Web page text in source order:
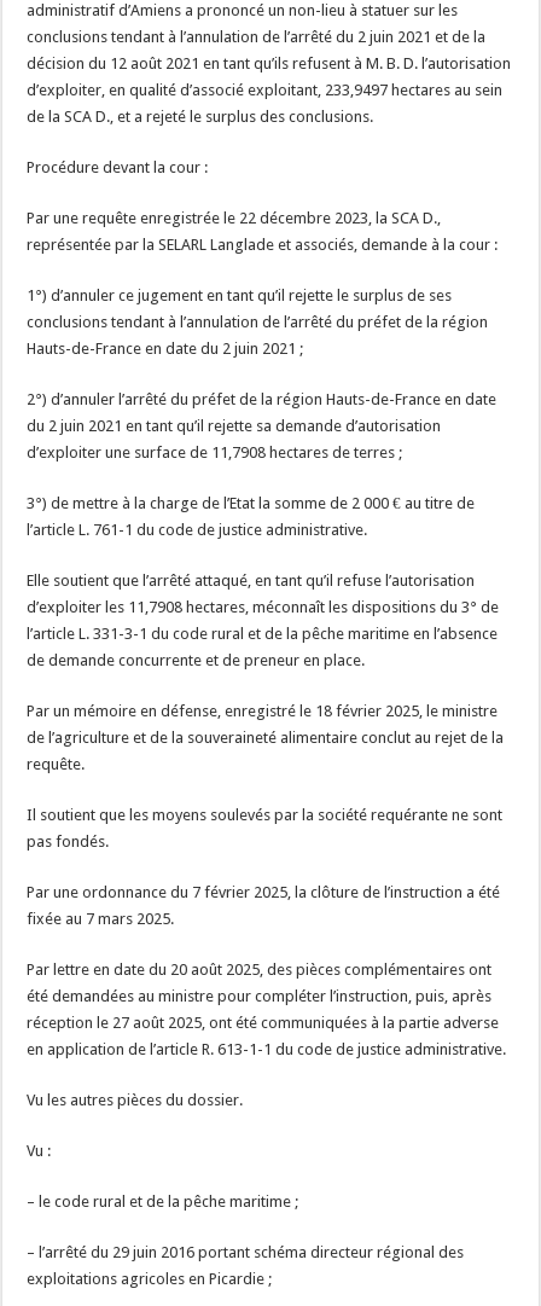
administratif d’Amiens a prononcé un non-lieu à statuer sur les
conclusions tendant à l’annulation de l’arrêté du 2 juin 2021 et de la
décision du 12 août 2021 en tant qu’ils refusent à M. B. D. l’autorisation
d’exploiter, en qualité d’associé exploitant, 233,9497 hectares au sein
de la SCA D., et a rejeté le surplus des conclusions.
Procédure devant la cour :
Par une requête enregistrée le 22 décembre 2023, la SCA D.,
représentée par la SELARL Langlade et associés, demande à la cour :
1°) d’annuler ce jugement en tant qu’il rejette le surplus de ses
conclusions tendant à l’annulation de l’arrêté du préfet de la région
Hauts-de-France en date du 2 juin 2021 ;
2°) d’annuler l’arrêté du préfet de la région Hauts-de-France en date
du 2 juin 2021 en tant qu’il rejette sa demande d’autorisation
d’exploiter une surface de 11,7908 hectares de terres ;
3°) de mettre à la charge de l’Etat la somme de 2 000 € au titre de
l’article L. 761-1 du code de justice administrative.
Elle soutient que l’arrêté attaqué, en tant qu’il refuse l’autorisation
d’exploiter les 11,7908 hectares, méconnaît les dispositions du 3° de
l’article L. 331-3-1 du code rural et de la pêche maritime en l’absence
de demande concurrente et de preneur en place.
Par un mémoire en défense, enregistré le 18 février 2025, le ministre
de l’agriculture et de la souveraineté alimentaire conclut au rejet de la
requête.
Il soutient que les moyens soulevés par la société requérante ne sont
pas fondés.
Par une ordonnance du 7 février 2025, la clôture de l’instruction a été
fixée au 7 mars 2025.
Par lettre en date du 20 août 2025, des pièces complémentaires ont
été demandées au ministre pour compléter l’instruction, puis, après
réception le 27 août 2025, ont été communiquées à la partie adverse
en application de l’article R. 613-1-1 du code de justice administrative.
Vu les autres pièces du dossier.
Vu :
– le code rural et de la pêche maritime ;
– l’arrêté du 29 juin 2016 portant schéma directeur régional des
exploitations agricoles en Picardie ;